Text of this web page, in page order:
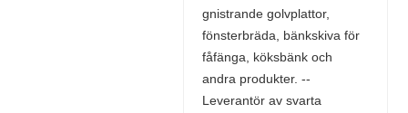
gnistrande golvplattor,
fönsterbräda, bänkskiva för
fåfänga, köksbänk och
andra produkter. --
Leverantör av svarta